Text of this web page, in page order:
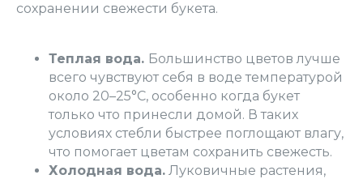
сохранении свежести букета.
Теплая вода. Большинство цветов лучше
всего чувствуют себя в воде температурой
около 20–25°C, особенно когда букет
только что принесли домой. В таких
условиях стебли быстрее поглощают влагу,
что помогает цветам сохранить свежесть.
Холодная вода. Луковичные растения,